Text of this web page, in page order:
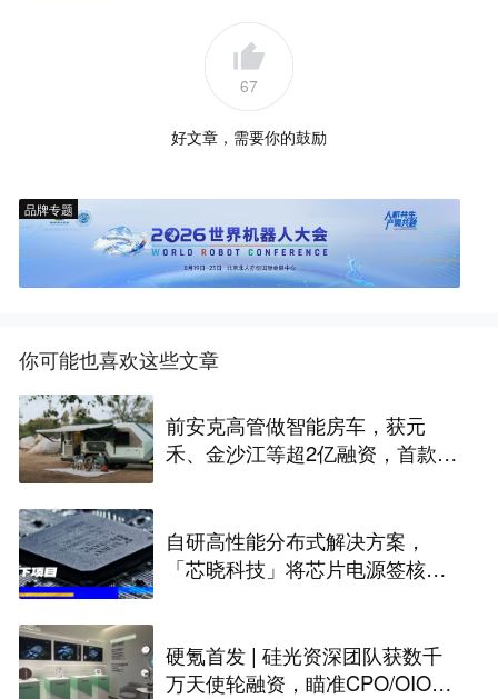
67
好文章，需要你的鼓励
品牌专题
你可能也喜欢这些文章
前安克高管做智能房车，获元
禾、金沙江等超2亿融资，首款产
自研高性能分布式解决方案，
「芯晓科技」将芯片电源签核周
硬氪首发 | 硅光资深团队获数千
万天使轮融资，瞄准CPO/OIO下